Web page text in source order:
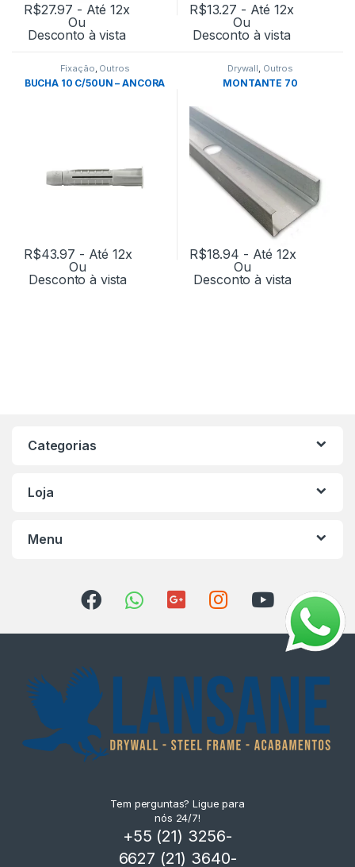
R$27.97 - Até 12x
Ou
Desconto à vista
R$13.27 - Até 12x
Ou
Desconto à vista
Fixação, Outros
BUCHA 10 C/50UN – ANCORA
R$43.97 - Até 12x
Ou
Desconto à vista
Drywall, Outros
MONTANTE 70
R$18.94 - Até 12x
Ou
Desconto à vista
Categorias
Loja
Menu
Tem perguntas? Ligue para
nós 24/7!
+55 (21) 3256-
6627 (21) 3640-